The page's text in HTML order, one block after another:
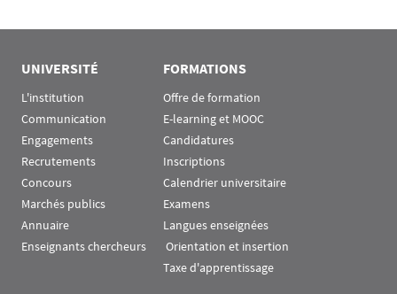
UNIVERSITÉ
L'institution
Communication
Engagements
Recrutements
Concours
Marchés publics
Annuaire
Enseignants chercheurs
FORMATIONS
Offre de formation
E-learning et MOOC
Candidatures
Inscriptions
Calendrier universitaire
Examens
Langues enseignées
Orientation et insertion
Taxe d'apprentissage